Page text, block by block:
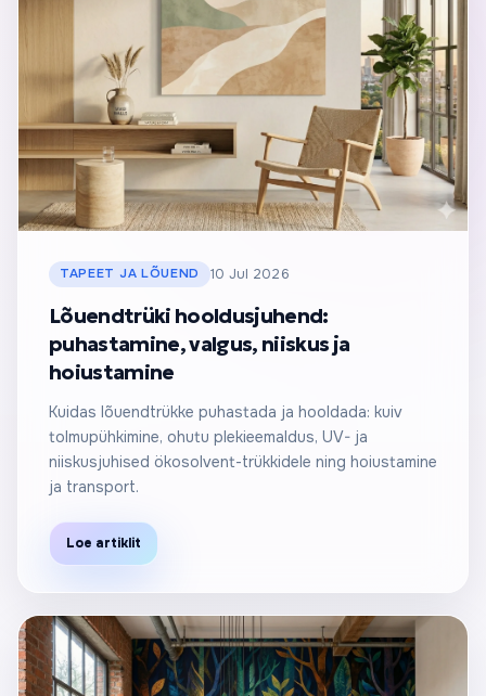
TAPEET JA LÕUEND 10 Jul 2026
Lõuendtrüki hooldusjuhend:
puhastamine, valgus, niiskus ja
hoiustamine
Kuidas lõuendtrükke puhastada ja hooldada: kuiv
tolmupühkimine, ohutu plekieemaldus, UV- ja
niiskusjuhised ökosolvent-trükkidele ning hoiustamine
ja transport.
Loe artiklit